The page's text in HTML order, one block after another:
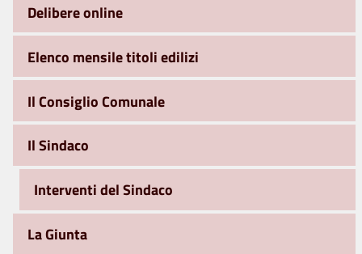
Delibere online
Elenco mensile titoli edilizi
Il Consiglio Comunale
Il Sindaco
Interventi del Sindaco
La Giunta